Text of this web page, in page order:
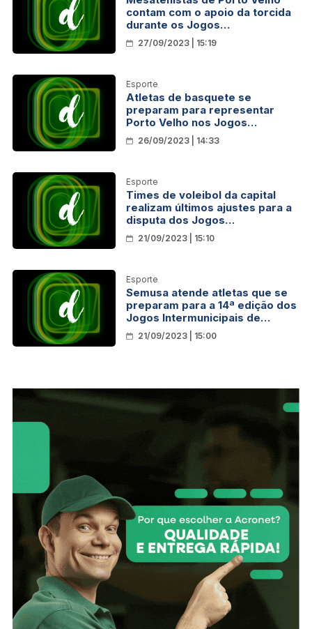
contam com o apoio da torcida
durante os Jogos
Intermunicipais de Rondônia
27/09/2023 | 15:19
Esporte
Atletas de basquete se
preparam para representar
Porto Velho nos Jogos
Intermunicipais de Rondônia
26/09/2023 | 14:33
Esporte
Times de voleibol da capital
realizam últimos ajustes para a
disputa dos Jogos
Intermunicipais de Rondônia
21/09/2023 | 15:10
Esporte
Semusa atende atletas que se
preparam para a 14ª edição dos
Jogos Intermunicipais de
Rondônia
21/09/2023 | 15:00